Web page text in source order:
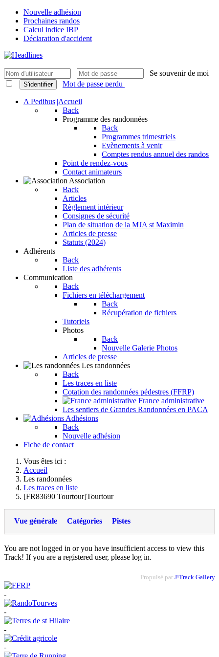
Nouvelle adhésion
Prochaines randos
Calcul indice IBP
Déclaration d'accident
Se souvenir de moi
S'identifier Mot de passe perdu
A Pedibus||Accueil
Back
Programme des randonnées
Back
Programmes trimestriels
Evènements à venir
Comptes rendus annuel des randos
Point de rendez-vous
Contact animateurs
Association
Back
Articles
Règlement intérieur
Consignes de sécurité
Plan de situation de la MJA st Maximin
Articles de presse
Statuts (2024)
Adhérents
Back
Liste des adhérents
Communication
Back
Fichiers en téléchargement
Back
Récupération de fichiers
Tutoriels
Photos
Back
Nouvelle Galerie Photos
Articles de presse
Les randonnées
Back
Les traces en liste
Cotation des randonnées pédestres (FFRP)
France administrative
Les sentiers de Grandes Randonnées en PACA
Adhésions
Back
Nouvelle adhésion
Fiche de contact
Vous êtes ici :
Accueil
Les randonnées
Les traces en liste
[FR83690 Tourtour]Tourtour
Vue générale Catégories Pistes
You are not logged in or you have insufficient access to view this
Track! If you are a registered user, please log in.
Propulsé par J!Track Gallery
-
-
-
-